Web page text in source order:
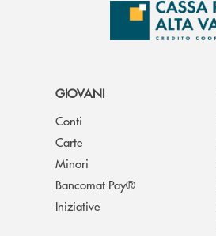
GIOVANI
Conti
Carte
Minori
Bancomat Pay®
Iniziative